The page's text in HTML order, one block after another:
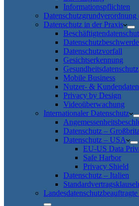
Informationspflichten
Datenschutz in der Praxis
Datenschutzbeschwerde
Datenschutzvorfall
Gesichtserkennung
Gesundheitsdatenschutz
Mobile Business
Nutzer- & Kundendaten
Privacy by Design
Videoüberwachung
Internationaler Datenschutz
Datenschutz –
Datenschutz – USA
EU-US Data
Safe Harbor
Privacy Shield
Datenschutz – Italien